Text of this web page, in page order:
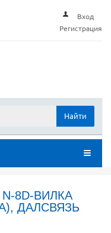
Вход
Регистрация
Найти
8D-ВИЛКА
ДАЛСВЯЗЬ